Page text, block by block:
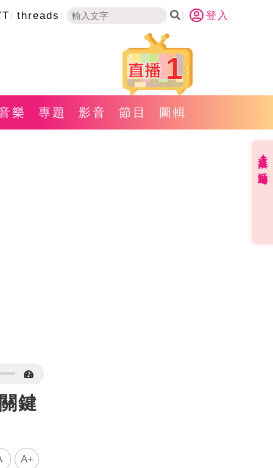
threads 登入
1
樂 專題 影音 節目 圖輯
鍵
A+
直播✦活動